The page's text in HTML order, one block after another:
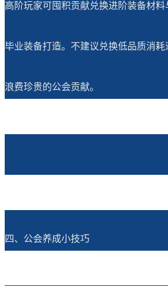
高阶玩家可囤积贡献兑换进阶装备材
毕业装备打造。不建议兑换低品质消
浪费珍贵的公会贡献。
四、公会养成小技巧